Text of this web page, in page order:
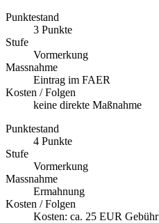
Punktestand
3 Punkte
Stufe
Vormerkung
Massnahme
Eintrag im FAER
Kosten / Folgen
keine direkte Maßnahme
Punktestand
4 Punkte
Stufe
Vormerkung
Massnahme
Ermahnung
Kosten / Folgen
Kosten: ca. 25 EUR Gebühr